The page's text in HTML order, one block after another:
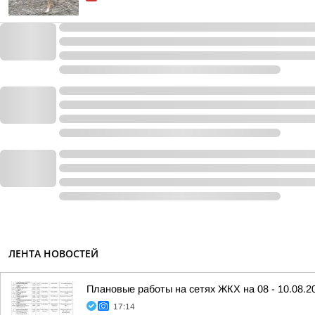
ЛЕНТА НОВОСТЕЙ
Плановые работы на сетях ЖКХ на 08 -
17:14